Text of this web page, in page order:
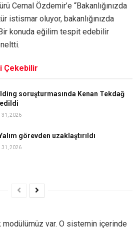
Cemal Özdemir’e “Bakanlığınızda
istismar oluyor, bakanlığınızda
konuda eğilim tespit edebilir
Çekebilir
soruşturmasında Kenan Tekdağ
31, 2026
görevden uzaklaştırıldı
31, 2026
modülümüz var. O sistemin içerinde